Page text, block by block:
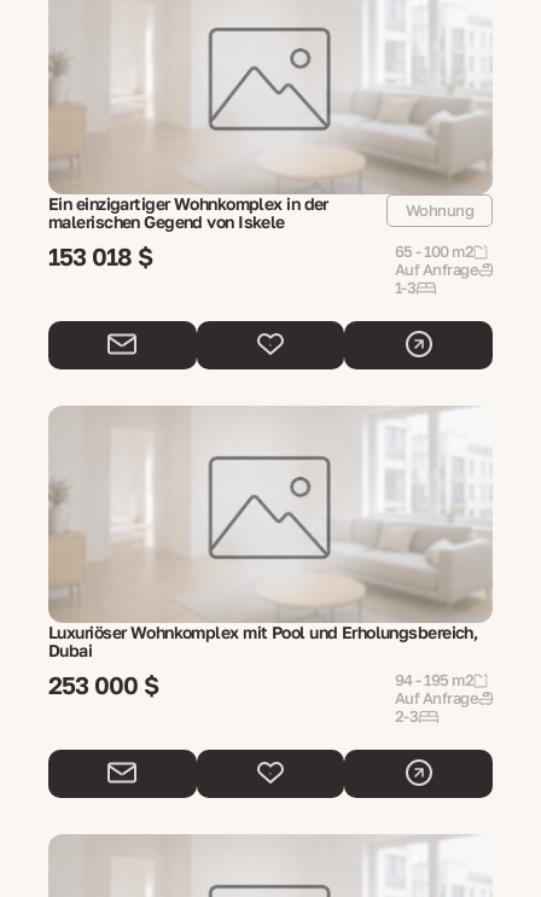
Ein einzigartiger Wohnkomplex in der
malerischen Gegend von Iskele
Wohnung
153 018 $
65 - 100 m2
Auf Anfrage
1-3
Luxuriöser Wohnkomplex mit Pool und Erholungsbereich,
Dubai
253 000 $
94 - 195 m2
Auf Anfrage
2-3